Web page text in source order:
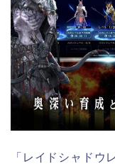
「レイドシャド